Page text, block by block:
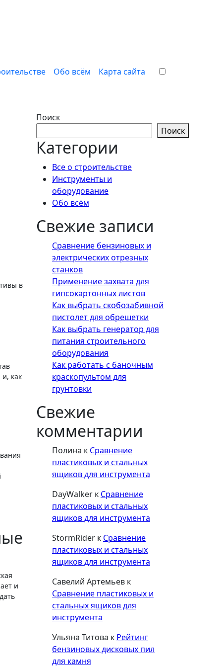
Обо всём Карта сайта
в
как
и
Поиск
Поиск
Категории
Все о строительстве
Инструменты и
оборудование
Обо всём
Свежие записи
Сравнение бензиновых и
электрических отрезных
станков
Применение захвата для
гипсокартонных листов
Как выбрать скобозабивной
пистолет для обрешетки
Как выбрать генератор для
питания строительного
оборудования
Как работать с баночным
краскопультом для
грунтовки
Свежие
комментарии
Полина к Сравнение
пластиковых и стальных
ящиков для инструмента
DayWalker к Сравнение
пластиковых и стальных
ящиков для инструмента
StormRider к Сравнение
пластиковых и стальных
ящиков для инструмента
Савелий Артемьев к
Сравнение пластиковых и
стальных ящиков для
инструмента
Ульяна Титова к Рейтинг
бензиновых дисковых пил
для камня